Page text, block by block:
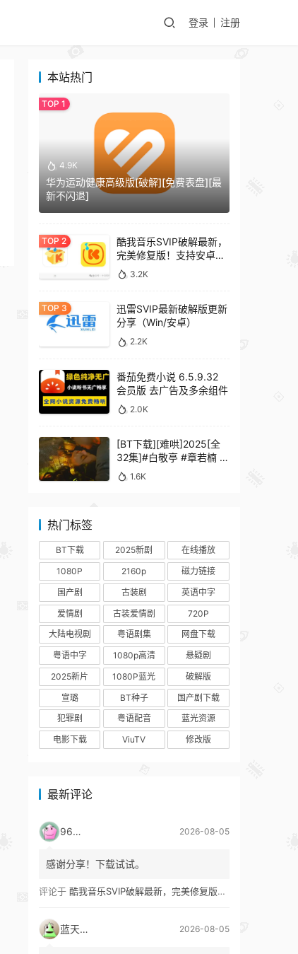
登录 注册
本站热门
4.9K
华为运动健康高级版[破解][免费表盘][最
新不闪退]
酷我音乐SVIP破解最新，
完美修复版！支持安卓
+车机+pc版！
3.2K
迅雷SVIP最新破解版更新
分享（Win/安卓）
2.2K
番茄免费小说 6.5.9.32
会员版 去广告及多余组件
2.0K
[BT下载][难哄]2025[全
32集]#白敬亭 #章若楠 #
何炅 #秦沛 #鲍起静
1.6K
热门标签
BT下载 2025新剧
在线播放
1080P
2160p
磁力链接
国产剧
古装剧
英语中字
爱情剧
古装爱情剧
720P
大陆电视剧
粤语剧集
网盘下载
粤语中字
1080p高清
悬疑剧
2025新片
1080P蓝光
破解版
宣璐
BT种子
国产剧下载
犯罪剧
粤语配音
蓝光资源
电影下载
ViuTV 修改版
最新评论
9627 2026-08-05
感谢分享！下载试试。
评论于 酷我音乐SVIP破解最新，完美修复版！支持安卓+车机+pc版！
蓝天真蓝 2026-08-05